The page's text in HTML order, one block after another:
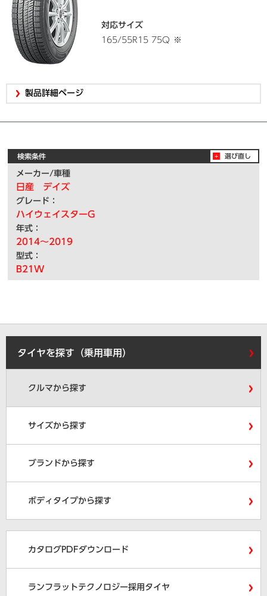
対応サイズ
165/55R15 75Q
※
製品詳細ページ
検索条件
メーカー/車種
日産 デイズ
グレード：
ハイウェイスターG
年式：
2014～2019
型式：
B21W
選び直し
タイヤを探す（乗用車用）
クルマから探す
サイズから探す
ブランドから探す
ボディタイプから探す
カタログPDFダウンロード
ランフラットテクノロジー採用タイヤ